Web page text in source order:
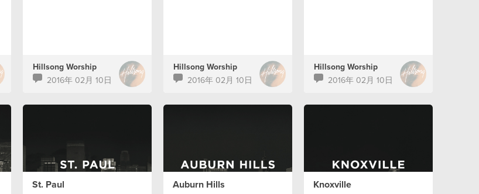
Hillsong Worship
2016年 02月 10日
Hillsong Worship
2016年 02月 10日
Hillsong Worship
2016年 02月 10日
St. Paul Auburn Hills Knoxville